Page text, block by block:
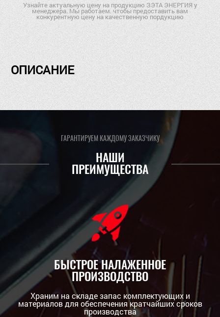
Узнайте актуальную цену на продукцию ЗЭТА ЭНЕРГИЯ у
менеджера. Мы работаем. чтобы предоставить вам
конкурентную цену на качественную пордукцию
ОПИСАНИЕ
ГАРАНТИРУЕМ КАЖДОМУ ЗАКАЗЧИКУ
НАШИ
ПРЕИМУЩЕСТВА
БЫСТРОЕ НАЛАЖЕННОЕ
ПРОИЗВОДСТВО
Храним на складе запас комплектующих и
материалов для обеспечения кратчайших сроков
производства